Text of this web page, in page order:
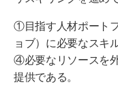
①目指す人材ポート
ョブ）に必要なスキ
④必要なリソースを
提供である。